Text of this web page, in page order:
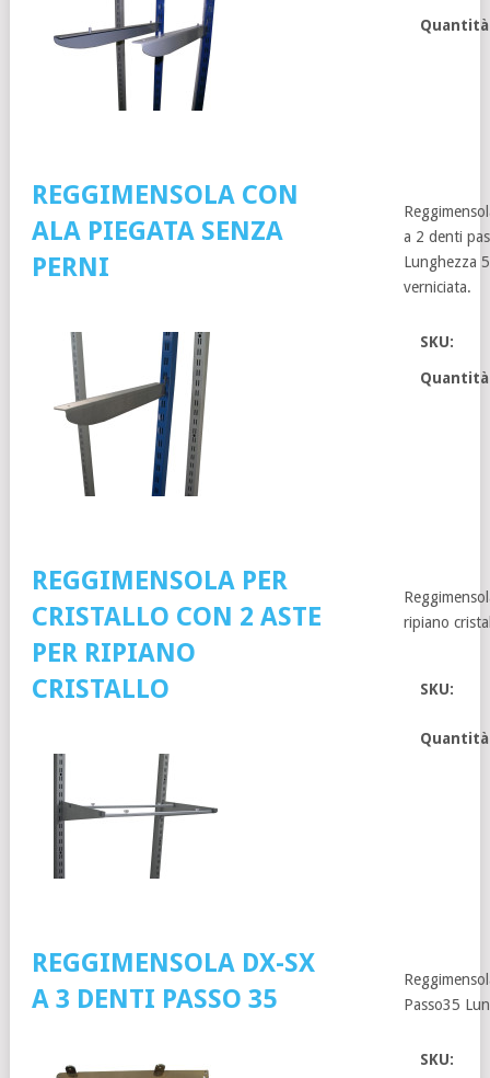
REGGIMENSOLA CON
ALA PIEGATA SENZA
PERNI
a 2 denti
Lunghezza
verniciata.
SKU:
REGGIMENSOLA PER
CRISTALLO CON 2 ASTE
PER RIPIANO
CRISTALLO
ripiano
SKU:
REGGIMENSOLA DX-SX
A 3 DENTI PASSO 35
Passo35
SKU: